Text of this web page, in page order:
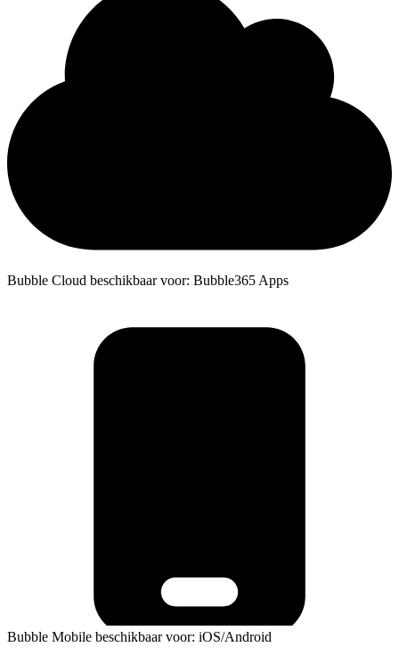
Bubble Cloud beschikbaar voor: Bubble365 Apps
Bubble Mobile beschikbaar voor: iOS/Android